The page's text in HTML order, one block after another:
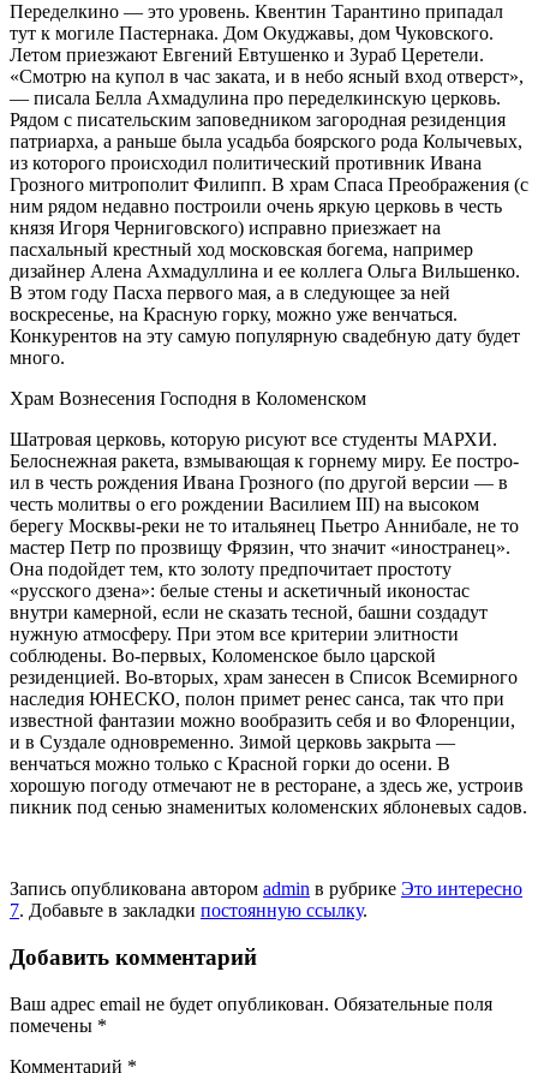
Переделкино — это уровень. Квентин Тарантино припадал
тут к могиле Па­стернака. Дом Окуджавы, дом Чуков­ского.
Летом приезжают Евгений Ев­тушенко и Зураб Церетели.
«Смотрю на купол в час заката, и в небо ясный вход отверст»,
— писала Белла Ахма­дулина про переделкинскую церковь.
Рядом с писательским заповедником загородная резиденция
патриарха, а раньше была усадьба боярского рода Колычевых,
из которого проис­ходил политический противник Ивана
Грозного митрополит Филипп. В храм Спаса Преображения (с
ним рядом не­давно построили очень яркую церковь в честь
князя Игоря Черниговского) исправно приезжает на
пасхальный крестный ход московская богема, на­пример
дизайнер Алена Ахмадуллина и ее коллега Ольга Вильшенко.
В этом году Пасха первого мая, а в следующее за ней
воскресенье, на Красную горку, можно уже венчаться.
Конкурентов на эту самую популярную свадебную дату будет
много.
Храм Вознесения Господня в Коломенском
Шатровая церковь, которую рисуют все студенты МАРХИ.
Белоснежная ракета, взмывающая к горнему миру. Ее постро­
ил в честь рождения Ивана Грозного (по другой версии — в
честь молитвы о его рождении Василием III) на высо­ком
берегу Москвы-реки не то италья­нец Пьетро Аннибале, не то
мастер Петр по прозвищу Фрязин, что значит «ино­странец».
Она подойдет тем, кто золоту предпочитает простоту
«русского дзена»: белые стены и аскетичный иконостас
внутри камерной, если не сказать тес­ной, башни создадут
нужную атмосфе­ру. При этом все критерии элитности
соблюдены. Во-первых, Коломенское было царской
резиденцией. Во-вторых, храм занесен в Список Всемирного
на­следия ЮНЕСКО, полон примет ренес­ санса, так что при
известной фантазии можно вообразить себя и во Флоренции,
и в Суздале одновременно. Зимой цер­ковь закрыта —
венчаться можно только с Красной горки до осени. В
хорошую по­году отмечают не в ресторане, а здесь же, устроив
пикник под сенью знаменитых коломенских яблоневых садов.
Запись опубликована автором admin в рубрике Это интересно
7. Добавьте в закладки постоянную ссылку.
Добавить комментарий
Ваш адрес email не будет опубликован. Обязательные поля
помечены *
Комментарий *